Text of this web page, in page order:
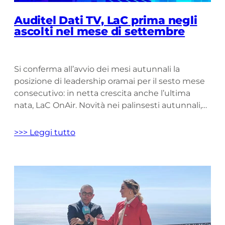
Auditel Dati TV, LaC prima negli
ascolti nel mese di settembre
Si conferma all’avvio dei mesi autunnali la
posizione di leadership oramai per il sesto mese
consecutivo: in netta crescita anche l’ultima
nata, LaC OnAir. Novità nei palinsesti autunnali,
ed in crescendo, una conferma che vede il
consecutivo, […]
>>> Leggi tutto